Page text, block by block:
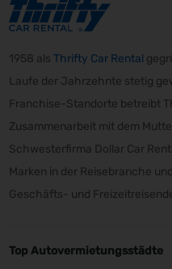
1958 als Thrifty Car Rental
Laufe der Jahrzehnte stetig
Franchise-Standorte betreibt
Zusammenarbeit mit dem
Schwesterfirma Dollar Car
Marken in der Reisebranche
Geschäfts- und
Top Autovermietungsstädte